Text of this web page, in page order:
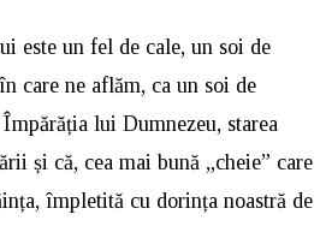
este un fel de cale, un soi de
care ne aflăm, ca un soi de
lui Dumnezeu, starea
și că, cea mai bună „cheie” care
împletită cu dorința noastră de